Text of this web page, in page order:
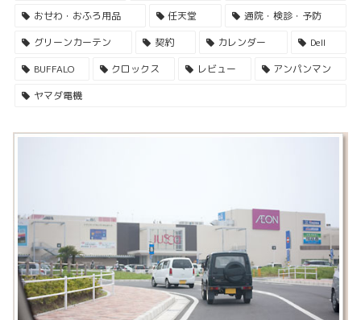
おせわ・おふろ用品
任天堂
通院・検診・予防
グリーンカーテン
契約 カレンダー
Dell
BUFFALO
クロックス レビュー
アンパンマン
ヤマダ電機